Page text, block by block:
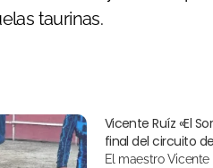
taurinas.
Vicente Ruíz «El
final del circuito
El maestro Vicente Ruíz "El Soro" ha